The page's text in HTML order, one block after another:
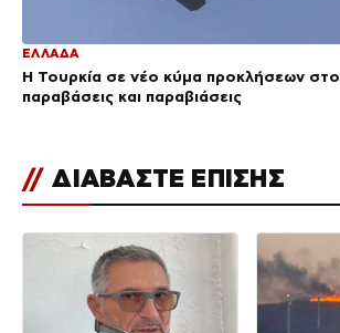
ΕΛΛΑΔΑ
Η Τουρκία σε νέο κύμα προκλήσεων στο
παραβάσεις και παραβιάσεις
// ΔΙΑΒΑΣΤΕ ΕΠΙΣΗΣ